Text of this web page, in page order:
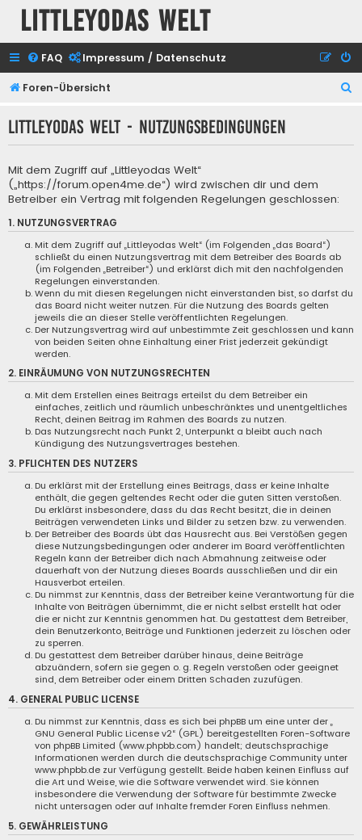
Littleyodas Welt
FAQ Impressum / Datenschutz
Foren-Übersicht
h
Littleyodas Welt - Nutzungsbedingungen
Mit dem Zugriff auf „Littleyodas Welt“
(„https://forum.open4me.de“) wird zwischen dir und dem
Betreiber ein Vertrag mit folgenden Regelungen geschlossen:
1. NUTZUNGSVERTRAG
Mit dem Zugriff auf „Littleyodas Welt“ (im Folgenden „das Board“)
schließt du einen Nutzungsvertrag mit dem Betreiber des Boards ab
(im Folgenden „Betreiber“) und erklärst dich mit den nachfolgenden
Regelungen einverstanden.
Wenn du mit diesen Regelungen nicht einverstanden bist, so darfst du
das Board nicht weiter nutzen. Für die Nutzung des Boards gelten
jeweils die an dieser Stelle veröffentlichten Regelungen.
Der Nutzungsvertrag wird auf unbestimmte Zeit geschlossen und kann
von beiden Seiten ohne Einhaltung einer Frist jederzeit gekündigt
werden.
2. EINRÄUMUNG VON NUTZUNGSRECHTEN
Mit dem Erstellen eines Beitrags erteilst du dem Betreiber ein
einfaches, zeitlich und räumlich unbeschränktes und unentgeltliches
Recht, deinen Beitrag im Rahmen des Boards zu nutzen.
Das Nutzungsrecht nach Punkt 2, Unterpunkt a bleibt auch nach
Kündigung des Nutzungsvertrages bestehen.
3. PFLICHTEN DES NUTZERS
Du erklärst mit der Erstellung eines Beitrags, dass er keine Inhalte
enthält, die gegen geltendes Recht oder die guten Sitten verstoßen.
Du erklärst insbesondere, dass du das Recht besitzt, die in deinen
Beiträgen verwendeten Links und Bilder zu setzen bzw. zu verwenden.
Der Betreiber des Boards übt das Hausrecht aus. Bei Verstößen gegen
diese Nutzungsbedingungen oder anderer im Board veröffentlichten
Regeln kann der Betreiber dich nach Abmahnung zeitweise oder
dauerhaft von der Nutzung dieses Boards ausschließen und dir ein
Hausverbot erteilen.
Du nimmst zur Kenntnis, dass der Betreiber keine Verantwortung für die
Inhalte von Beiträgen übernimmt, die er nicht selbst erstellt hat oder
die er nicht zur Kenntnis genommen hat. Du gestattest dem Betreiber,
dein Benutzerkonto, Beiträge und Funktionen jederzeit zu löschen oder
zu sperren.
Du gestattest dem Betreiber darüber hinaus, deine Beiträge
abzuändern, sofern sie gegen o. g. Regeln verstoßen oder geeignet
sind, dem Betreiber oder einem Dritten Schaden zuzufügen.
4. GENERAL PUBLIC LICENSE
Du nimmst zur Kenntnis, dass es sich bei phpBB um eine unter der „
GNU General Public License v2“ (GPL) bereitgestellten Foren-Software
von phpBB Limited (www.phpbb.com) handelt; deutschsprachige
Informationen werden durch die deutschsprachige Community unter
www.phpbb.de zur Verfügung gestellt. Beide haben keinen Einfluss auf
die Art und Weise, wie die Software verwendet wird. Sie können
insbesondere die Verwendung der Software für bestimmte Zwecke
nicht untersagen oder auf Inhalte fremder Foren Einfluss nehmen.
5. GEWÄHRLEISTUNG